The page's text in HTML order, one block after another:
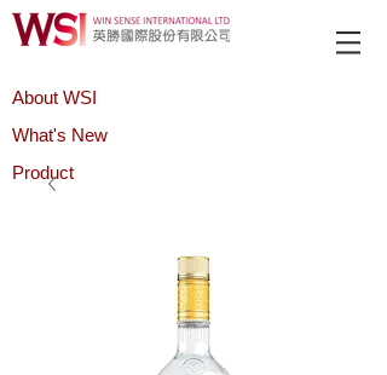
About WSI
What's New
Product